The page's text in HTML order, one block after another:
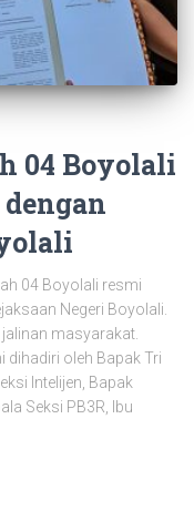
04 Boyolali
04 Boyolali resmi
Negeri Boyolali.
masyarakat.
oleh Bapak Tri
Intelijen, Bapak
Seksi PB3R, Ibu